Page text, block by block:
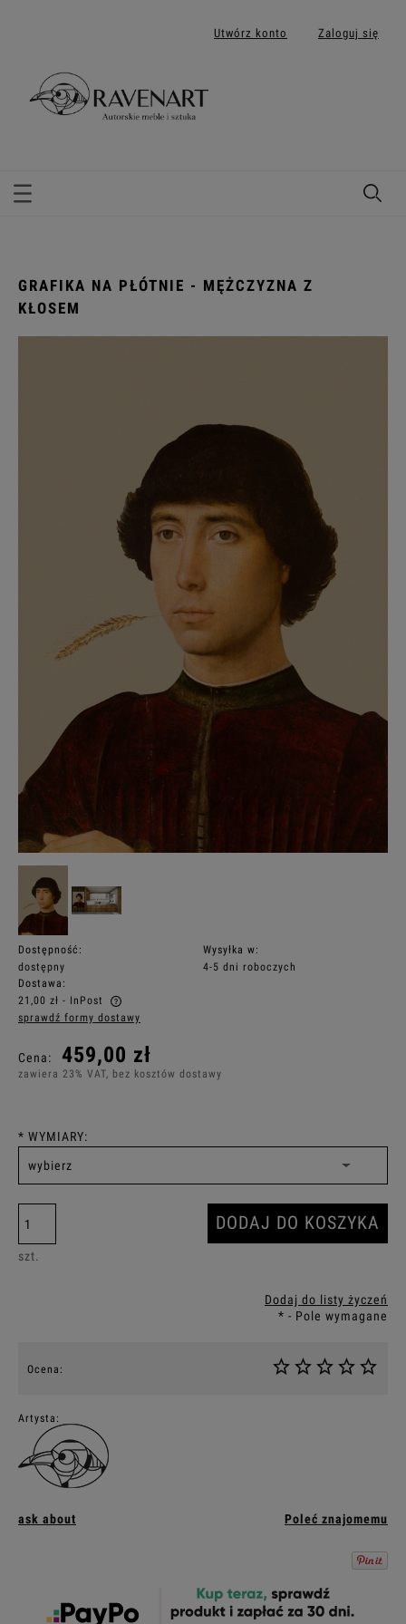
Utwórz konto Zaloguj się
GRAFIKA NA PŁÓTNIE - MĘŻCZYZNA Z
KŁOSEM
Dostępność:
dostępny
Wysyłka w:
4-5 dni roboczych
Dostawa:
21,00 zł - InPost
Cena nie zawiera ewentualnych kosztów płatności
sprawdź formy dostawy
Cena: 459,00 zł
zawiera 23% VAT, bez kosztów dostawy
* WYMIARY:
szt.
DODAJ DO KOSZYKA
Dodaj do listy życzeń
* - Pole wymagane
Ocena:
Artysta:
ask about Poleć znajomemu